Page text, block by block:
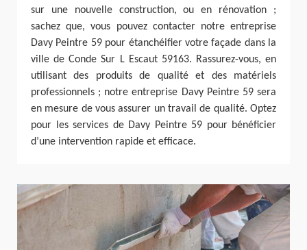
sur une nouvelle construction, ou en rénovation ;
sachez que, vous pouvez contacter notre entreprise
Davy Peintre 59 pour étanchéifier votre façade dans la
ville de Conde Sur L Escaut 59163. Rassurez-vous, en
utilisant des produits de qualité et des matériels
professionnels ; notre entreprise Davy Peintre 59 sera
en mesure de vous assurer un travail de qualité. Optez
pour les services de Davy Peintre 59 pour bénéficier
d’une intervention rapide et efficace.